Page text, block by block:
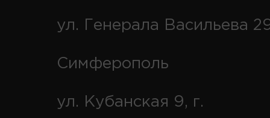
ул. Генерала Васильева
Симферополь
ул. Кубанская 9, г.